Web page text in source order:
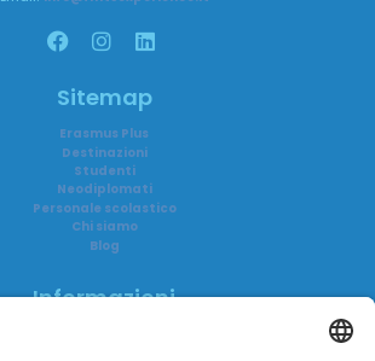
Sitemap
Erasmus Plus
Destinazioni
Studenti
Neodiplomati
Personale scolastico
Chi siamo
Blog
Informazioni